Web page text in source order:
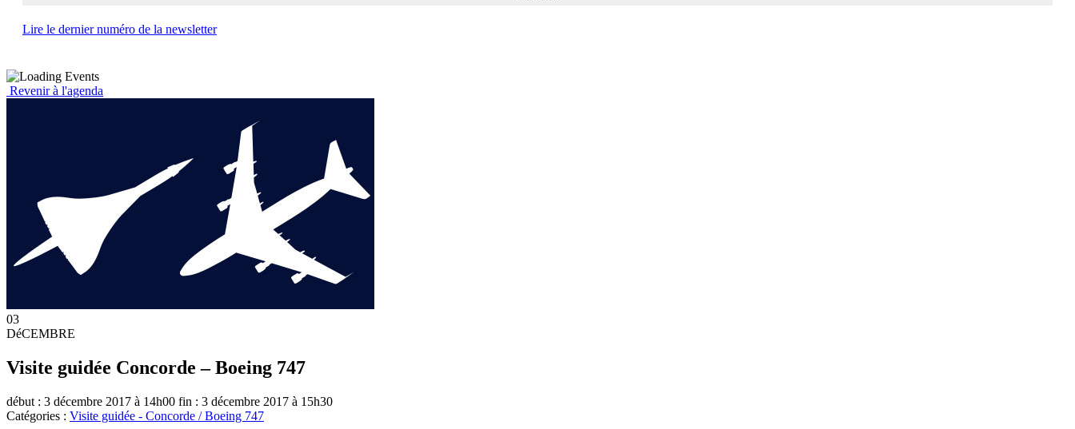
Lire le dernier numéro de la newsletter
Revenir à l'agenda
03
DéCEMBRE
Visite guidée Concorde – Boeing 747
début : 3 décembre 2017 à 14h00 fin : 3 décembre 2017 à 15h30
Catégories : Visite guidée - Concorde / Boeing 747